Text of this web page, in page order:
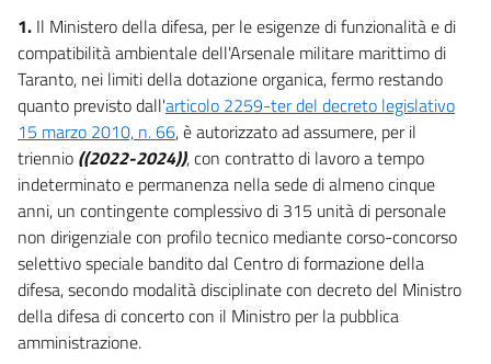
19
20
21
21 bis
21 ter
22
23
24
24 bis
25
1. Il Ministero della difesa, per le esigenze di funzionalità e di
compatibilità ambientale dell'Arsenale militare marittimo di
Taranto, nei limiti della dotazione organica, fermo restando
quanto previsto dall'articolo 2259-ter del decreto legislativo
15 marzo 2010, n. 66, è autorizzato ad assumere, per il
triennio ((2022-2024)), con contratto di lavoro a tempo
indeterminato e permanenza nella sede di almeno cinque
anni, un contingente complessivo di 315 unità di personale
non dirigenziale con profilo tecnico mediante corso-concorso
selettivo speciale bandito dal Centro di formazione della
difesa, secondo modalità disciplinate con decreto del Ministro
della difesa di concerto con il Ministro per la pubblica
amministrazione.